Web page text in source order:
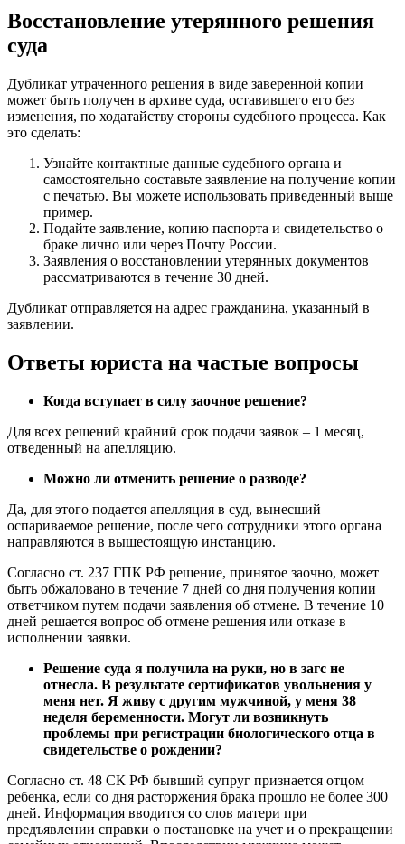
Восстановление утерянного решения
суда
Дубликат утраченного решения в виде заверенной копии
может быть получен в архиве суда, оставившего его без
изменения, по ходатайству стороны судебного процесса. Как
это сделать:
Узнайте контактные данные судебного органа и
самостоятельно составьте заявление на получение копии
с печатью. Вы можете использовать приведенный выше
пример.
Подайте заявление, копию паспорта и свидетельство о
браке лично или через Почту России.
Заявления о восстановлении утерянных документов
рассматриваются в течение 30 дней.
Дубликат отправляется на адрес гражданина, указанный в
заявлении.
Ответы юриста на частые вопросы
Когда вступает в силу заочное решение?
Для всех решений крайний срок подачи заявок – 1 месяц,
отведенный на апелляцию.
Можно ли отменить решение о разводе?
Да, для этого подается апелляция в суд, вынесший
оспариваемое решение, после чего сотрудники этого органа
направляются в вышестоящую инстанцию.
Согласно ст. 237 ГПК РФ решение, принятое заочно, может
быть обжаловано в течение 7 дней со дня получения копии
ответчиком путем подачи заявления об отмене. В течение 10
дней решается вопрос об отмене решения или отказе в
исполнении заявки.
Решение суда я получила на руки, но в загс не
отнесла. В результате сертификатов увольнения у
меня нет. Я живу с другим мужчиной, у меня 38
неделя беременности. Могут ли возникнуть
проблемы при регистрации биологического отца в
свидетельстве о рождении?
Согласно ст. 48 СК РФ бывший супруг признается отцом
ребенка, если со дня расторжения брака прошло не более 300
дней. Информация вводится со слов матери при
предъявлении справки о постановке на учет и о прекращении